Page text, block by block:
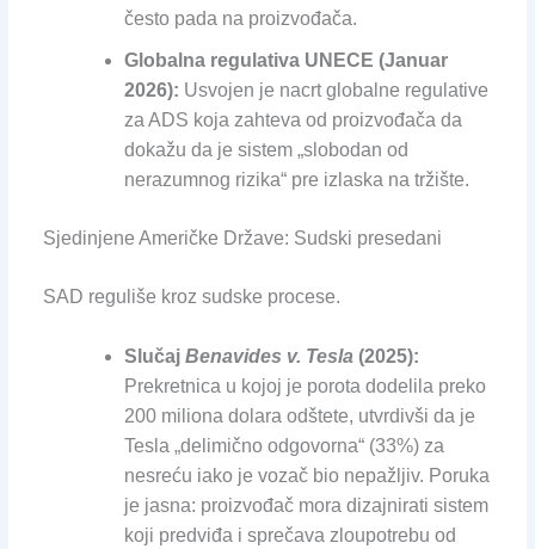
često pada na proizvođača.
Globalna regulativa UNECE (Januar
2026): Usvojen je nacrt globalne regulative
za ADS koja zahteva od proizvođača da
dokažu da je sistem „slobodan od
nerazumnog rizika“ pre izlaska na tržište.
Sjedinjene Američke Države: Sudski presedani
SAD reguliše kroz sudske procese.
Slučaj Benavides v. Tesla (2025):
Prekretnica u kojoj je porota dodelila preko
200 miliona dolara odštete, utvrdivši da je
Tesla „delimično odgovorna“ (33%) za
nesreću iako je vozač bio nepažljiv. Poruka
je jasna: proizvođač mora dizajnirati sistem
koji predviđa i sprečava zloupotrebu od